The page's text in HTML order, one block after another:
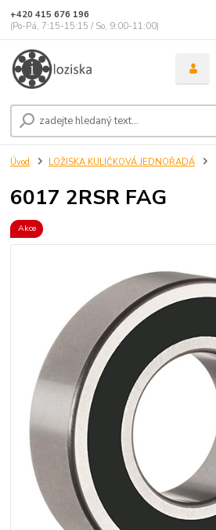
+420 415 676 196
(Po-Pá, 7:15-15:15 / So, 9:00-11:00)
Úvod LOŽISKA KULIČKOVÁ JEDNOŘADÁ
6017 2RSR FAG
Akce